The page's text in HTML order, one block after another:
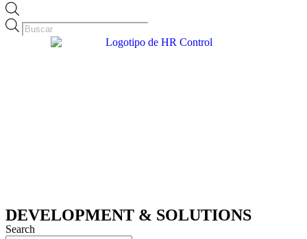
Búsqueda
de
productos
DEVELOPMENT & SOLUTIONS
Search